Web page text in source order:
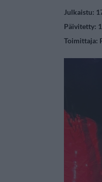
Julkaistu:
Päivitetty:
Toimittaja: